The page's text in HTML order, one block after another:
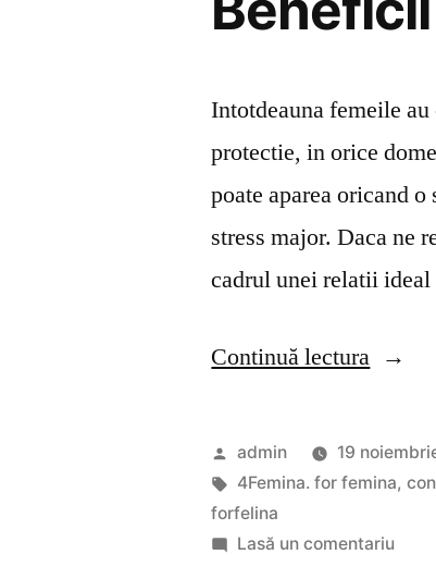
Intotdeauna femeile
protectie, in orice
poate aparea oricand
stress major. Daca ne
cadrul unei relatii
Continuă lectura
Publicat
de
admin 19
Etichete:
4Femina. for femina,
forfelina
Lasă un comentariu